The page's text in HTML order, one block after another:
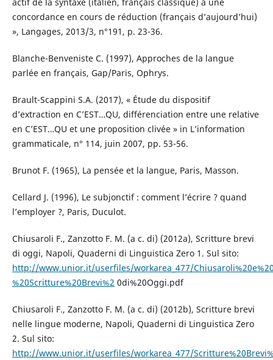
actif de la syntaxe (italien, français classique) à une
concordance en cours de réduction (français d’aujourd’hui)
», Langages, 2013/3, n°191, p. 23-36.
Blanche-Benveniste C. (1997), Approches de la langue
parlée en français, Gap/Paris, Ophrys.
Brault-Scappini S.A. (2017), « Étude du dispositif
d’extraction en C’EST…QU, différenciation entre une relative
en C’EST…QU et une proposition clivée » in L’information
grammaticale, n° 114, juin 2007, pp. 53-56.
Brunot F. (1965), La pensée et la langue, Paris, Masson.
Cellard J. (1996), Le subjonctif : comment l’écrire ? quand
l’employer ?, Paris, Duculot.
Chiusaroli F., Zanzotto F. M. (a c. di) (2012a), Scritture brevi
di oggi, Napoli, Quaderni di Linguistica Zero 1. Sul sito:
http://www.unior.it/userfiles/workarea_477/
%20Scritture%20Brevi%2 0di%20Oggi.pdf
Chiusaroli F., Zanzotto F. M. (a c. di) (2012b), Scritture brevi
nelle lingue moderne, Napoli, Quaderni di Linguistica Zero
2. Sul sito:
http://www.unior.it/userfiles/workarea_477/